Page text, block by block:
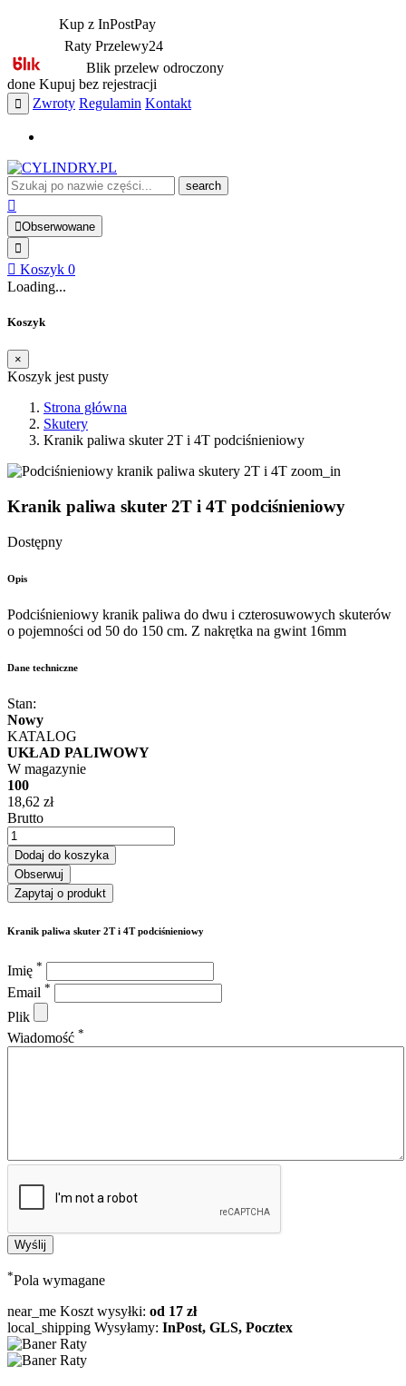
Kup z InPostPay
Raty Przelewy24
Blik przelew odroczony
done Kupuj bez rejestracji
Zwroty Regulamin Kontakt
search
Obserwowane
Koszyk 0
Loading...
Koszyk
×
Koszyk jest pusty
Strona główna
Skutery
Kranik paliwa skuter 2T i 4T podciśnieniowy
zoom_in
Kranik paliwa skuter 2T i 4T podciśnieniowy
Dostępny
Opis
Podciśnieniowy kranik paliwa do dwu i czterosuwowych skuterów
o pojemności od 50 do 150 cm. Z nakrętka na gwint 16mm
Dane techniczne
Stan:
Nowy
KATALOG
UKŁAD PALIWOWY
W magazynie
100
18,62 zł
Brutto
Dodaj do koszyka
Obserwuj
Zapytaj o produkt
Kranik paliwa skuter 2T i 4T podciśnieniowy
Imię *
Email *
Plik
Wiadomość *
*Pola wymagane
near_me Koszt wysyłki: od 17 zł
local_shipping Wysyłamy: InPost, GLS, Pocztex